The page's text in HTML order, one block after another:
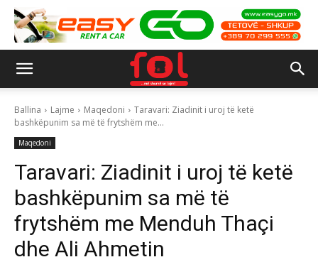
Ballina Lajme Maqedoni
Taravari: Ziadinit i uroj të ketë
bashkëpunim sa më të frytshëm me...
Maqedoni
Taravari: Ziadinit i uroj të ketë
bashkëpunim sa më të
frytshëm me Menduh Thaçi
dhe Ali Ahmetin